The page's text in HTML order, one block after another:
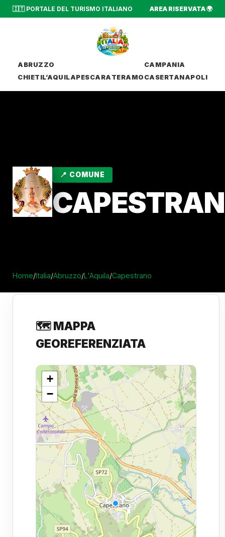
🇮🇹 PORTALE DEL TURISMO ITALIANO AREA RISERVATA 🌍
ABRUZZO
CHIETIL’AQUILAPESCARA TERAMO
CAMPANIA
CASERTANAPOLI
📍 COMUNE
Home/Italia/Abruzzo/L'Aquila/Capestrano
🗺️ MAPPA
GEOREFERENZIATA
+
−